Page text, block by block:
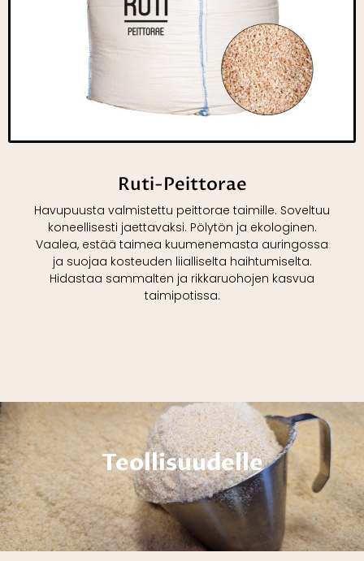
Ruti-Peittorae
Havupuusta valmistettu peittorae taimille. Soveltuu
koneellisesti jaettavaksi. Pölytön ja ekologinen.
Vaalea, estää taimea kuumenemasta auringossa
ja suojaa kosteuden liialliselta haihtumiselta.
Hidastaa sammalten ja rikkaruohojen kasvua
taimipotissa.
Teollisuudelle